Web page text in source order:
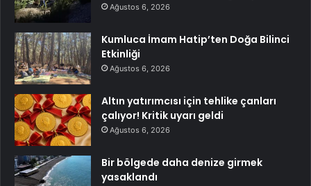
Ağustos 6, 2026
Kumluca İmam Hatip’ten Doğa Bilinci
Etkinliği
Ağustos 6, 2026
Altın yatırımcısı için tehlike çanları
çalıyor! Kritik uyarı geldi
Ağustos 6, 2026
Bir bölgede daha denize girmek
yasaklandı